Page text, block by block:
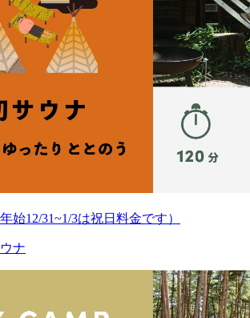
始12/31~1/3は祝日料金です）
ナ